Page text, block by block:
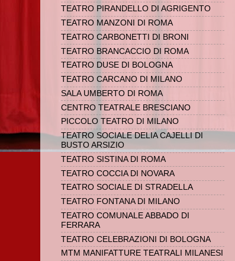
TEATRO PIRANDELLO DI AGRIGENTO
TEATRO MANZONI DI ROMA
TEATRO CARBONETTI DI BRONI
TEATRO BRANCACCIO DI ROMA
TEATRO DUSE DI BOLOGNA
TEATRO CARCANO DI MILANO
SALA UMBERTO DI ROMA
CENTRO TEATRALE BRESCIANO
PICCOLO TEATRO DI MILANO
TEATRO SOCIALE DELIA CAJELLI DI
BUSTO ARSIZIO
TEATRO SISTINA DI ROMA
TEATRO COCCIA DI NOVARA
TEATRO SOCIALE DI STRADELLA
TEATRO FONTANA DI MILANO
TEATRO COMUNALE ABBADO DI
FERRARA
TEATRO CELEBRAZIONI DI BOLOGNA
MTM MANIFATTURE TEATRALI MILANESI